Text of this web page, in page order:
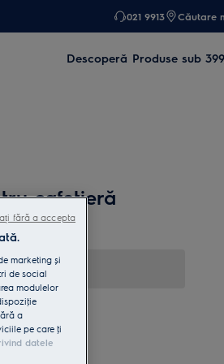
021 9913 Căutare
Descoperă Produse sub
cafetieră
marketing și
de social
modulelor
a
pe care ţi
datele
fără a accepta